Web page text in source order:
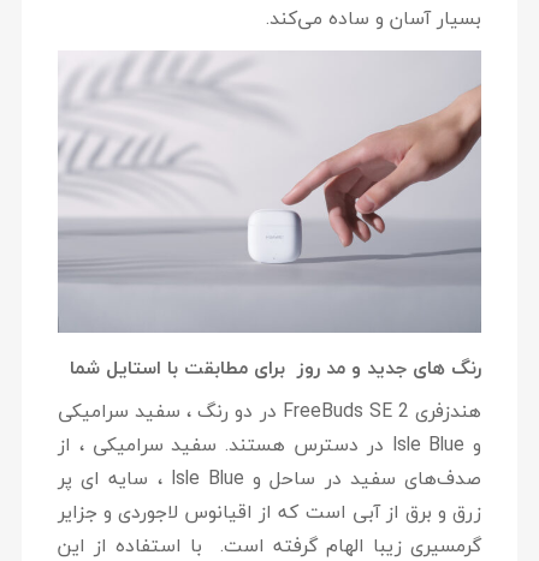
بسیار آسان و ساده می‌کند.
رنگ های جدید و مد روز برای مطابقت با استایل شما
هندزفری FreeBuds SE 2 در دو رنگ ، سفید سرامیکی
و Isle Blue در دسترس هستند. سفید سرامیکی ، از
صدف‌های سفید در ساحل و Isle Blue ، سایه ای پر
زرق و برق از آبی است که از اقیانوس لاجوردی و جزایر
گرمسیری زیبا الهام گرفته است. با استفاده از این